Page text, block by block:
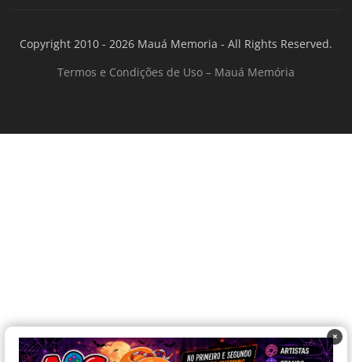
Copyright 2010 - 2026 Mauá Memoria - All Rights Reserved.
Termos e Condições de Uso – Mauá Memória
×